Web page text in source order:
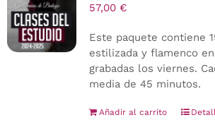
57,00 €
Este paquete contiene
estilizada y flamenco
grabadas los viernes.
media de 45 minutos.
Añadir al carrito